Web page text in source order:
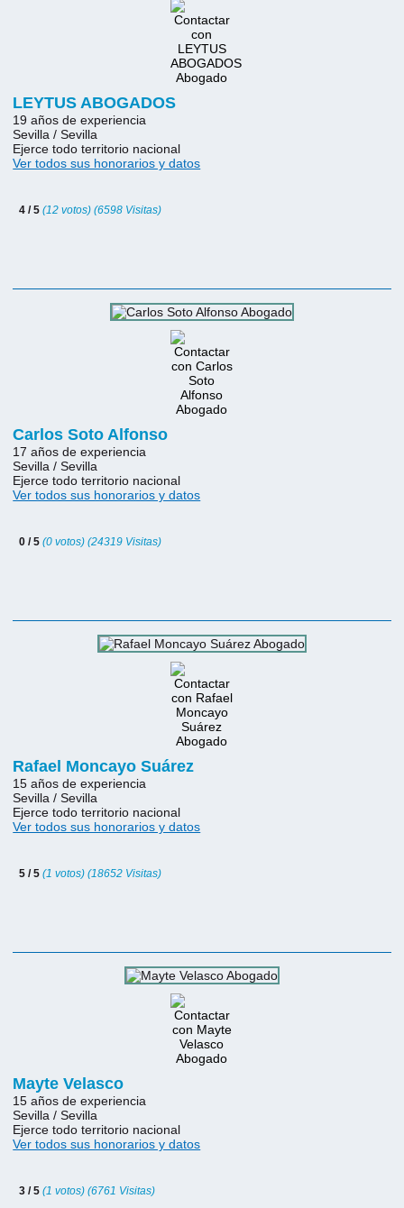
LEYTUS ABOGADOS
19 años de experiencia
Sevilla / Sevilla
Ejerce todo territorio nacional
Ver todos sus honorarios y datos
4 / 5(12 votos) (6598 Visitas)
Carlos Soto Alfonso
17 años de experiencia
Sevilla / Sevilla
Ejerce todo territorio nacional
Ver todos sus honorarios y datos
0 / 5(0 votos) (24319 Visitas)
Rafael Moncayo Suárez
15 años de experiencia
Sevilla / Sevilla
Ejerce todo territorio nacional
Ver todos sus honorarios y datos
5 / 5(1 votos) (18652 Visitas)
Mayte Velasco
15 años de experiencia
Sevilla / Sevilla
Ejerce todo territorio nacional
Ver todos sus honorarios y datos
3 / 5(1 votos) (6761 Visitas)